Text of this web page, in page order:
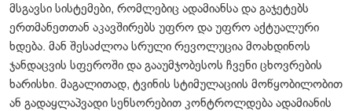
მსგავსი სისტემები, რომლებიც ადამიანსა და გაჯეტებს
ერთმანეთთან აკავშირებს უფრო და უფრო აქტუალური
ხდება. მან შესაძლოა სრული რევოლუცია მოახდინოს
ჯანდაცვის სფეროში და გააუმჯობესოს ჩვენი ცხოვრების
ხარისხი. მაგალითად, ტვინის სტიმულაციის მოწყობილობით
ან გადაყლაპვადი სენსორებით კონტროლდება ადამიანის